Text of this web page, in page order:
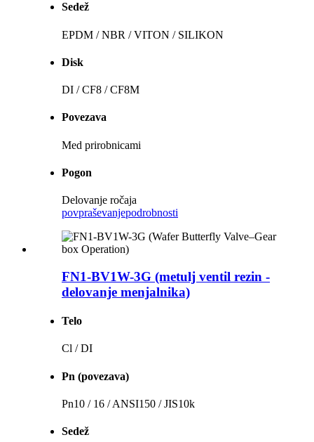
Sedež
EPDM / NBR / VITON / SILIKON
Disk
DI / CF8 / CF8M
Povezava
Med prirobnicami
Pogon
Delovanje ročaja
povpraševanjepodrobnosti
FN1-BV1W-3G (metulj ventil rezin -
delovanje menjalnika)
Telo
Cl / DI
Pn (povezava)
Pn10 / 16 / ANSI150 / JIS10k
Sedež